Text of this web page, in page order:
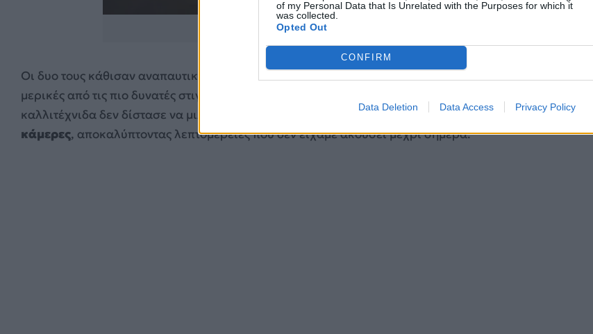
of my Personal Data that Is Unrelated with the Purposes for which it
was collected.
Opted Out
CONFIRM
Data Deletion Data Access Privacy Policy
https://www.instagram.com/antigoni/
Οι δυο τους κάθισαν αναπαυτικά, άνοιξαν τα μικρόφωνα του Super FM Radio και μοιράστηκαν μαζί μας
μερικές από τις πιο δυνατές στιγμές που σημαδεύτηκαν από το φετινό μουσικό ταξίδι. Η αγαπημένη
καλλιτέχνιδα δεν δίστασε να μιλήσει για
όλα όσα έγιναν πίσω από τις κλειστές πόρτες και τις
κάμερες, αποκαλύπτοντας λεπτομέρειες που δεν είχαμε ακούσει μέχρι σήμερα.